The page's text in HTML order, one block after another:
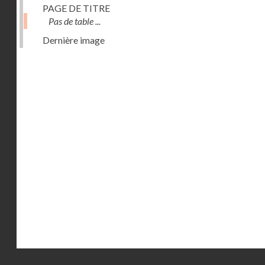
PAGE DE TITRE
Pas de table ...
Dernière image